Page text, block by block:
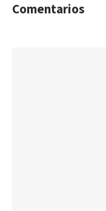
Comentarios